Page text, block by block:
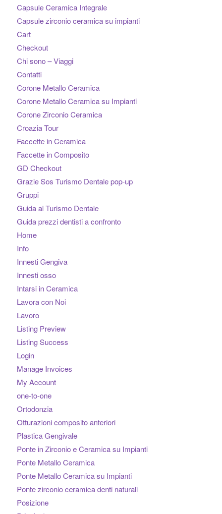
Capsule Ceramica Integrale
Capsule zirconio ceramica su impianti
Cart
Checkout
Chi sono – Viaggi
Contatti
Corone Metallo Ceramica
Corone Metallo Ceramica su Impianti
Corone Zirconio Ceramica
Croazia Tour
Faccette in Ceramica
Faccette in Composito
GD Checkout
Grazie Sos Turismo Dentale pop-up
Gruppi
Guida al Turismo Dentale
Guida prezzi dentisti a confronto
Home
Info
Innesti Gengiva
Innesti osso
Intarsi in Ceramica
Lavora con Noi
Lavoro
Listing Preview
Listing Success
Login
Manage Invoices
My Account
one-to-one
Ortodonzia
Otturazioni composito anteriori
Plastica Gengivale
Ponte in Zirconio e Ceramica su Impianti
Ponte Metallo Ceramica
Ponte Metallo Ceramica su Impianti
Ponte zirconio ceramica denti naturali
Posizione